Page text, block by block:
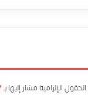
الحقول الإلزامية مشار إليها بـ